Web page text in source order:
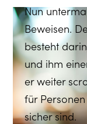
Nun
Beweisen.
besteht
und ihm
er weiter
für
sicher sind.